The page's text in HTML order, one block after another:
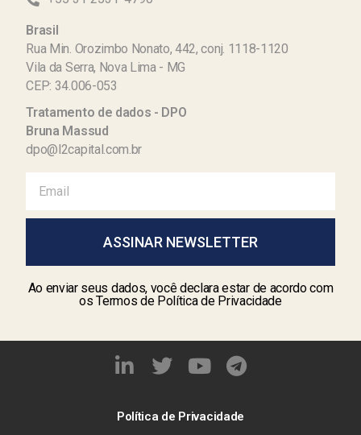
Brasil
Rua Min. Orozimbo Nonato, 442, conj. 1118-1120
Vila da Serra, Nova Lima - MG
CEP: 34.006-053
Tratamento de dados - DPO
Bruna Massud
dpo@l2capital.com.br
ASSINAR NEWSLETTER
Ao enviar seus dados, você declara estar de acordo com
os Termos de Política de Privacidade
Política de Privacidade